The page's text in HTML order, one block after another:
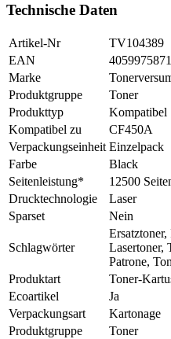
Technische Daten
Artikel-Nr
TV104389
EAN
Marke
Produktgruppe
Toner
Produkttyp
Kompatibel
Kompatibel zu
CF450A
Verpackungseinheit Einzelpack
Farbe
Black
Seitenleistung*
12500
Drucktechnologie
Laser
Sparset
Nein
Schlagwörter
Ersatztoner,
Lasertoner,
Patrone,
Produktart
Toner-
Ecoartikel
Ja
Verpackungsart
Kartonage
Produktgruppe
Toner